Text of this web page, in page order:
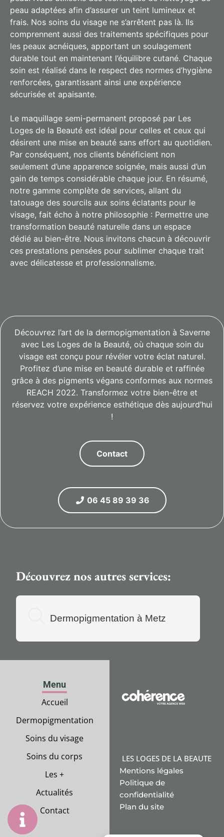
peau adaptées afin d’assurer un teint lumineux et
frais. Nos soins du visage ne s’arrêtent pas là. Ils
comprennent aussi des traitements spécifiques pour
les peaux acnéiques, apportant un soulagement
durable tout en maintenant l’équilibre cutané. Chaque
soin est réalisé dans le respect des normes d’hygiène
renforcées, garantissant ainsi une expérience
sécurisée et apaisante.
Le maquillage semi-permanent proposé par Les
Loges de la Beauté est idéal pour celles et ceux qui
désirent une mise en beauté sans effort au quotidien.
Par conséquent, nos clients bénéficient non
seulement d’une apparence soignée, mais aussi d’un
gain de temps considérable chaque jour. En résumé,
notre gamme complète de services, allant du
tatouage des sourcils aux soins éclatants pour le
visage, fait écho à notre philosophie : Permettre une
transformation beauté naturelle dans un espace
dédié au bien-être. Nous invitons chacun à découvrir
ces prestations pensées pour sublimer chaque trait
avec délicatesse et professionnalisme.
Découvrez l’art de la dermopigmentation à Saverne
avec Les Loges de la Beauté, où chaque soin du
visage est conçu pour révéler votre éclat naturel.
Profitez d’une mise en beauté durable et raffinée
grâce à des pigments végans conformes aux normes
REACH 2022. Transformez votre bien-être et
réservez votre expérience esthétique dès aujourd’hui
!
Contact
06 45 89 39 36
Découvrez nos autres services:
Dermopigmentation à Metz
Menu
Accueil
Dermopigmentation
Soins du visage
Soins du corps
Les +
Actualités
Contact
LES LOGES DE LA BEAUTE
Mentions légales
Politique de
confidentialité
Plan du site